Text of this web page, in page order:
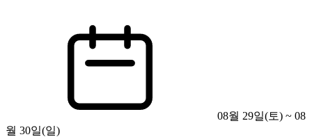
08월 29일(토) ~ 08
월 30일(일)